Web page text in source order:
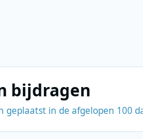
bijdragen
geplaatst in de afgelopen 100